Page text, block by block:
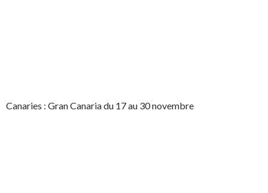
Canaries : Gran Canaria du 17 au 30 novembre